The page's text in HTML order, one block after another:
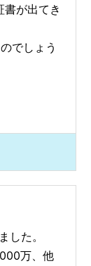
書が出てき
でしょう
した。
万、他